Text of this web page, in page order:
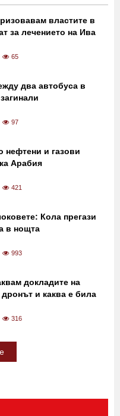
властите в
за лечението на Ива
65
два автобуса в
97
нефтени и газови
Арабия
421
Кола прегази
в нощта
993
докладите на
и каква е била
316